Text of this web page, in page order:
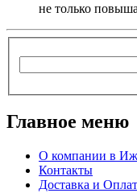
не только
Главное меню
О компании в
Контакты
Доставка и